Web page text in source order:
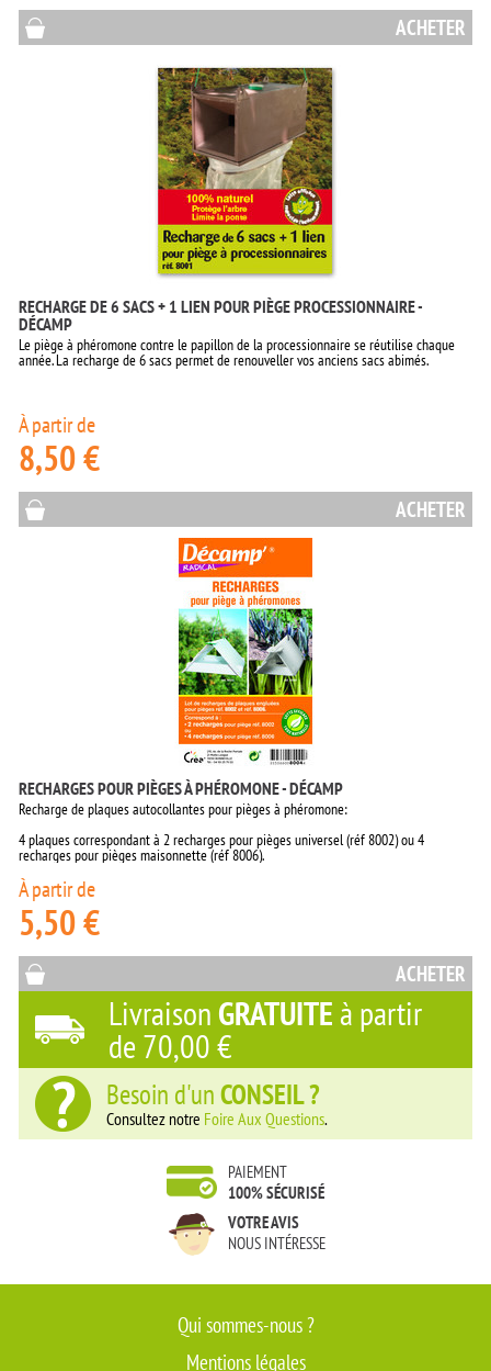
ACHETER
RECHARGE DE 6 SACS + 1 LIEN POUR PIÈGE PROCESSIONNAIRE -
DÉCAMP
Le piège à phéromone contre le papillon de la processionnaire se réutilise chaque
année. La recharge de 6 sacs permet de renouveller vos anciens sacs abimés.
À partir de
8,50 €
ACHETER
RECHARGES POUR PIÈGES À PHÉROMONE - DÉCAMP
Recharge de plaques autocollantes pour pièges à phéromone:
4 plaques correspondant à 2 recharges pour pièges universel (réf 8002) ou 4
recharges pour pièges maisonnette (réf 8006).
À partir de
5,50 €
ACHETER
LivraisonGRATUITEà partir
de70,00 €
Besoin d'unCONSEIL ?
Consultez notre Foire Aux Questions.
PAIEMENT
100% SÉCURISÉ
VOTRE AVIS
NOUS INTÉRESSE
Qui sommes-nous ?
Mentions légales